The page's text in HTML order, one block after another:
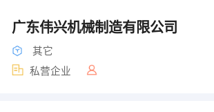
广东伟兴机械制造有限公司
其它
私营企业